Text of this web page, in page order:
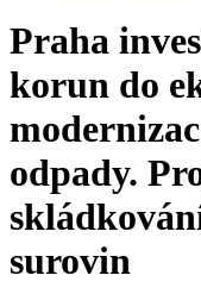
Praha
korun do
odpady.
surovin